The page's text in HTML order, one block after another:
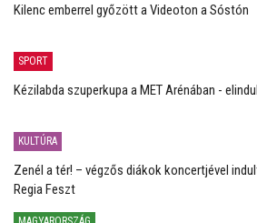
Kilenc emberrel győzött a Videoton a Sóstón
SPORT
Kézilabda szuperkupa a MET Arénában -
KULTÚRA
Zenél a tér! – végzős diákok koncertjével
Regia Feszt